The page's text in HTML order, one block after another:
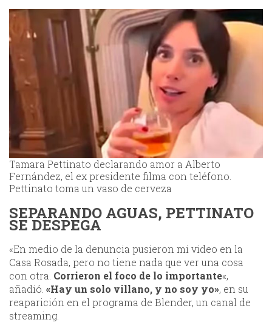
Tamara Pettinato declarando amor a Alberto
Fernández, el ex presidente filma con teléfono.
Pettinato toma un vaso de cerveza
SEPARANDO AGUAS, PETTINATO
SE DESPEGA
«En medio de la denuncia pusieron mi video en la
Casa Rosada, pero no tiene nada que ver una cosa
con otra. Corrieron el foco de lo importante«,
añadió. «Hay un solo villano, y no soy yo», en su
reaparición en el programa de Blender, un canal de
streaming.